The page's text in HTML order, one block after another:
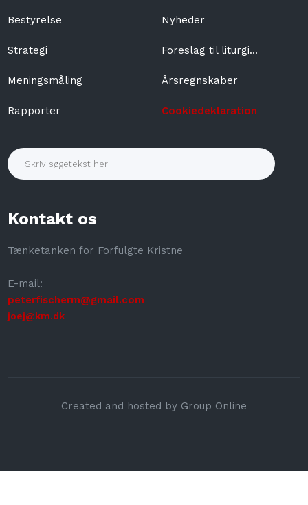
​Bestyrelse
Strategi
Meningsmåling
Rapporter
Nyheder
​Foreslag til liturgi...
Årsregnskaber​
Cookiedeklaration ​
Kontakt os
​Tænketanken for Forfulgte Kristne
E-mail:
​peterfischerm@gmail.com
joej@km.dk
Created and hosted by Group Online